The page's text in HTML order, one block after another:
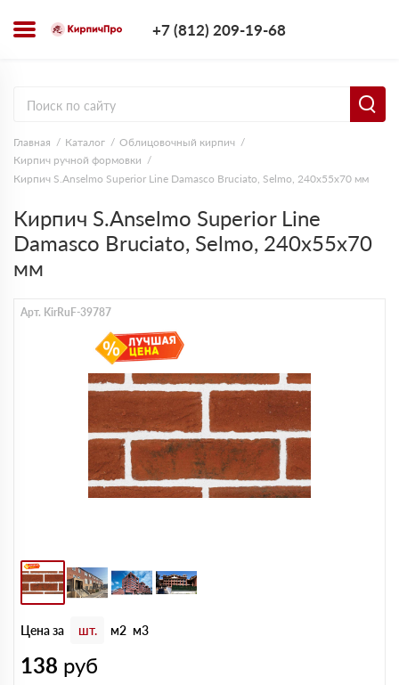
+7 (812) 209-19-68
Главная Каталог
Облицовочный кирпич
Кирпич ручной формовки
Кирпич S.Anselmo Superior Line Damasco Bruciato, Selmo, 240х55х70 мм
Кирпич S.Anselmo Superior Line
Damasco Bruciato, Selmo, 240х55х70
мм
Арт. KirRuF-39787
Цена за шт. м2 м3
138 руб